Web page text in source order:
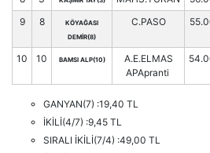
9 8
KÖYAĞASI
DEMİR(8)
C.PASO
10 10 BAMSI ALP(10)
A.E.ELMAS
APApranti
GANYAN(7) :19,40 TL
İKİLİ(4/7) :9,45 TL
SIRALI İKİLİ(7/4) :49,00 TL